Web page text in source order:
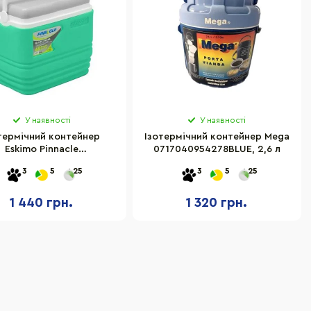
У наявності
контейнер
Eskimo Pinnacle
л, бірюзовий
3 5 25
1 440 грн.
У наявності
Ізотермічний контейнер Mega
0717040954278BLUE, 2,6 л
3 5 25
1 320 грн.